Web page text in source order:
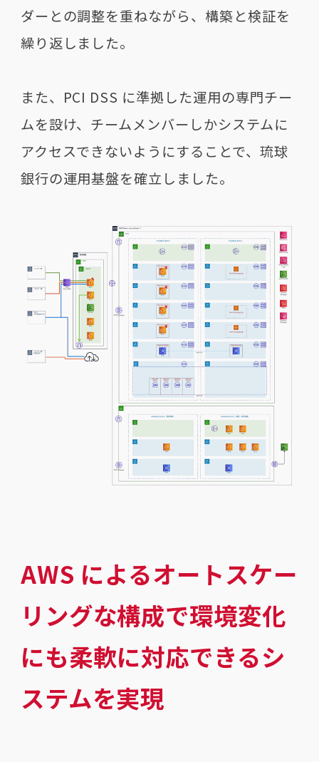
ダーとの調整を重ねながら、構築と検証を
繰り返しました。
また、PCI DSS に準拠した運用の専門チー
ムを設け、チームメンバーしかシステムに
アクセスできないようにすることで、琉球
銀行の運用基盤を確立しました。
AWS によるオートスケー
リングな構成で環境変化
にも柔軟に対応できるシ
ステムを実現